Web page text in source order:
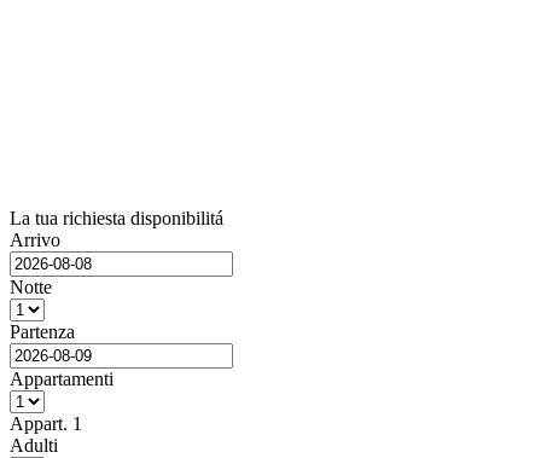
La tua richiesta disponibilitá
Arrivo
Notte
Partenza
Appartamenti
Appart. 1
Adulti